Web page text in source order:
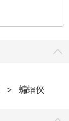
＞ 蝙蝠俠